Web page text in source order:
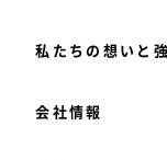
私たちの想いと
会社情報